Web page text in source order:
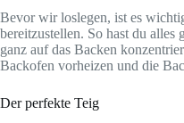
Bevor wir loslegen, ist es
bereitzustellen. So hast du
ganz auf das Backen
Backofen vorheizen und die
Der perfekte Teig